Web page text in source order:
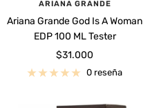
ARIANA GRANDE
Ariana Grande God Is A Woman
EDP 100 ML Tester
Precio
de
$31.000
0 reseña